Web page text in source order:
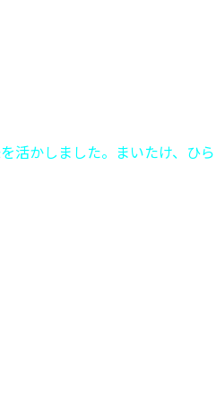
活かしました。まいたけ、ひ